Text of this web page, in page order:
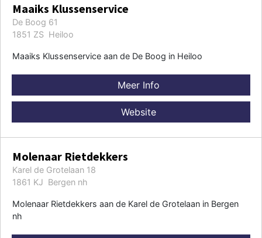
Maaiks Klussenservice
De Boog 61
1851 ZS Heiloo
Maaiks Klussenservice aan de De Boog in Heiloo
Meer Info
Website
Molenaar Rietdekkers
Karel de Grotelaan 18
1861 KJ Bergen nh
Molenaar Rietdekkers aan de Karel de Grotelaan in Bergen
nh